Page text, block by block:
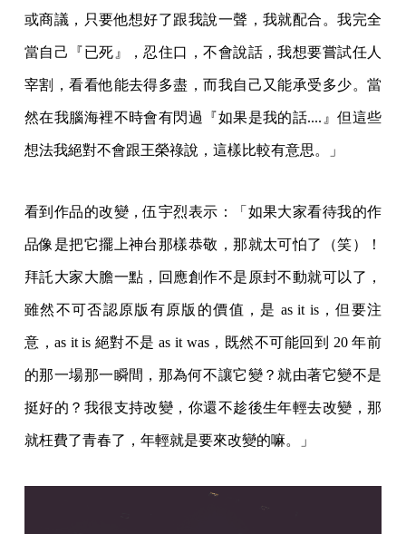
或商議，只要他想好了跟我說一聲，我就配合。我完全
當自己『已死』，忍住口，不會說話，我想要嘗試任人
宰割，看看他能去得多盡，而我自己又能承受多少。當
然在我腦海裡不時會有閃過『如果是我的話....』但這些
想法我絕對不會跟王榮祿說，這樣比較有意思。」
看到作品的改變，伍宇烈表示：「如果大家看待我的作
品像是把它擺上神台那樣恭敬，那就太可怕了（笑）！
拜託大家大膽一點，回應創作不是原封不動就可以了，
雖然不可否認原版有原版的價值，是 as it is，但要注
意，as it is 絕對不是 as it was，既然不可能回到 20 年前
的那一場那一瞬間，那為何不讓它變？就由著它變不是
挺好的？我很支持改變，你還不趁後生年輕去改變，那
就枉費了青春了，年輕就是要來改變的嘛。」